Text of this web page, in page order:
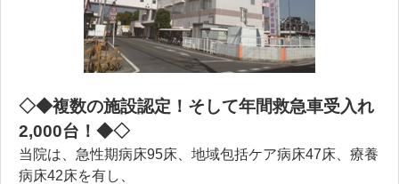
◇◆複数の施設認定！そして年間救急車受入れ
2,000台！◆◇
当院は、急性期病床95床、地域包括ケア病床47床、療養
病床42床を有し、